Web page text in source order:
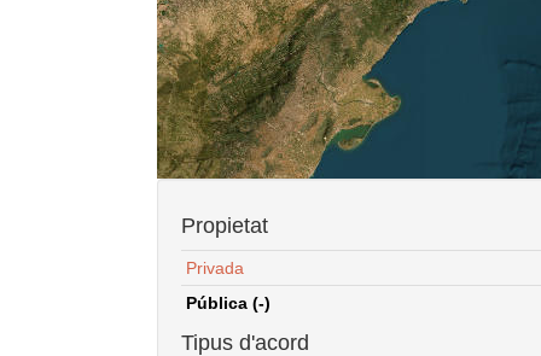
Propietat
Privada
Pública (-)
Tipus d'acord